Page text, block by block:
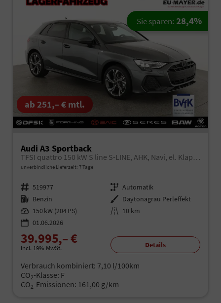
ab 251,– € mtl.
Audi A3 Sportback
TFSI quattro 150 kW S line S-LINE, AHK, Navi, el. Klappe, Sound, Winter, 18-Zoll, 3-J. Garantie
unverbindliche Lieferzeit: 7 Tage
Fahrzeugnr. 519977 Getriebe Automatik
Kraftstoff Benzin Außenfarbe Daytonagrau Perleffekt
Leistung 150 kW (204 PS) Kilometerstand 10 km
01.06.2026
39.995,– €
incl. 19% MwSt.
Sie sparen: 28,4%
Details
Verbrauch kombiniert: 7,10 l/100km
CO2-Klasse: F
CO2-Emissionen: 161,00 g/km